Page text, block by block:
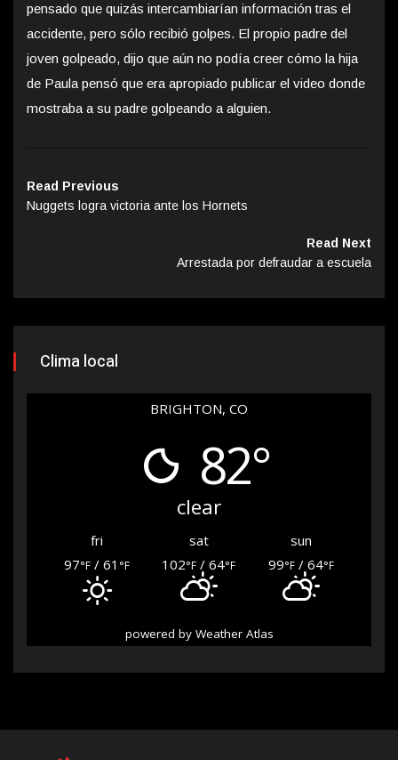
pensado que quizás intercambiarían información tras el
accidente, pero sólo recibió golpes. El propio padre del
joven golpeado, dijo que aún no podía creer cómo la hija
de Paula pensó que era apropiado publicar el video donde
mostraba a su padre golpeando a alguien.
Read Previous
Nuggets logra victoria ante los Hornets
Read Next
Arrestada por defraudar a escuela
Clima local
BRIGHTON, CO
82°
clear
fri sat
sun
97°F / 61 °F 102°F / 64°F 99°F/ 64°F
powered by Weather Atlas